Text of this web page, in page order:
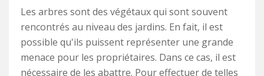
Les arbres sont des végétaux qui sont souvent
rencontrés au niveau des jardins. En fait, il est
possible qu'ils puissent représenter une grande
menace pour les propriétaires. Dans ce cas, il est
nécessaire de les abattre. Pour effectuer de telles